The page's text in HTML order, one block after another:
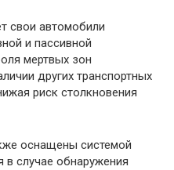
свои автомобили
и пассивной
мертвых зон
других транспортных
риск столкновения
оснащены системой
в случае обнаружения